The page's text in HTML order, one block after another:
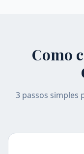
Como
3 passos simples